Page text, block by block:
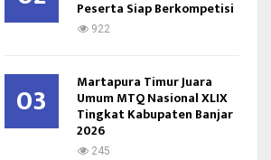
Peserta Siap Berkompetisi
922
03 Martapura Timur Juara
Umum MTQ Nasional XLIX
Tingkat Kabupaten Banjar
2026
245